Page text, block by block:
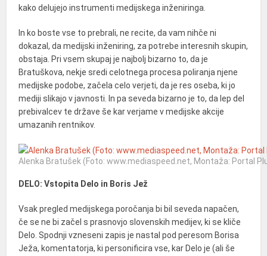
kako delujejo instrumenti medijskega inženiringa.
In ko boste vse to prebrali, ne recite, da vam nihče ni
dokazal, da medijski inženiring, za potrebe interesnih skupin,
obstaja. Pri vsem skupaj je najbolj bizarno to, da je
Bratuškova, nekje sredi celotnega procesa poliranja njene
medijske podobe, začela celo verjeti, da je res oseba, ki jo
mediji slikajo v javnosti. In pa seveda bizarno je to, da lep del
prebivalcev te države še kar verjame v medijske akcije
umazanih rentnikov.
Alenka Bratušek (Foto: www.mediaspeed.net, Montaža: Portal
DELO: Vstopita Delo in Boris Jež
Vsak pregled medijskega poročanja bi bil seveda napačen,
če se ne bi začel s prasnovjo slovenskih medijev, ki se kliče
Delo. Spodnji vzneseni zapis je nastal pod peresom Borisa
Ježa, komentatorja, ki personificira vse, kar Delo je (ali še